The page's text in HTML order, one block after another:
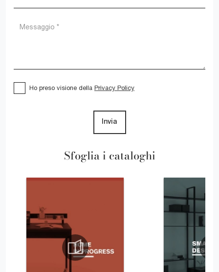
Sfoglia i cataloghi
Ho preso visione della Privacy Policy
Invia